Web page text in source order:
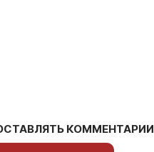
КОММЕНТАРИИ